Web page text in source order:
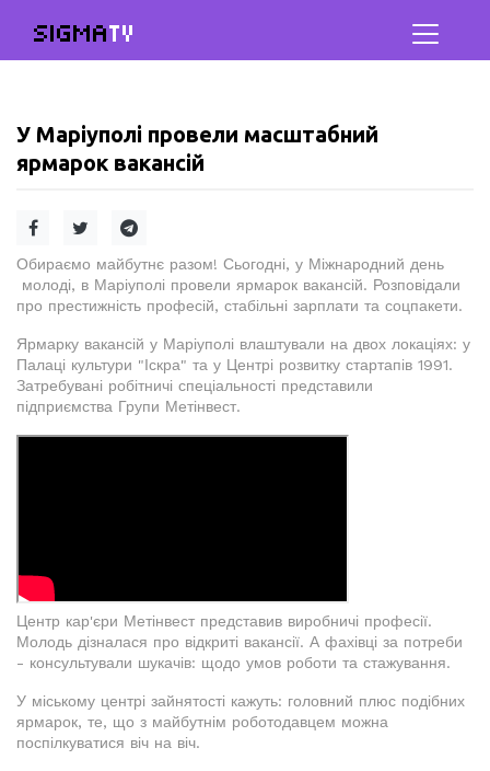
SIGMATV
У Маріуполі провели масштабний
ярмарок вакансій
Обираємо майбутнє разом! Сьогодні, у Міжнародний день
молоді, в Маріуполі провели ярмарок вакансій. Розповідали
про престижність професій, стабільні зарплати та соцпакети.
Ярмарку вакансій у Маріуполі влаштували на двох локаціях: у
Палаці культури "Іскра" та у Центрі розвитку стартапів 1991.
Затребувані робітничі спеціальності представили
підприємства Групи Метінвест.
Центр кар'єри Метінвест представив виробничі професії.
Молодь дізналася про відкриті вакансії. А фахівці за потреби
- консультували шукачів: щодо умов роботи та стажування.
У міському центрі зайнятості кажуть: головний плюс подібних
ярмарок, те, що з майбутнім роботодавцем можна
поспілкуватися віч на віч.